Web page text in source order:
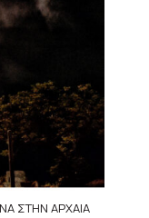
ΣΤΗΝ ΑΡΧΑΙΑ